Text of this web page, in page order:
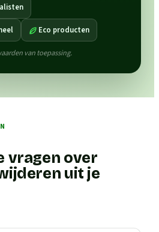
Eco producten
van toepassing.
vragen over
uit je